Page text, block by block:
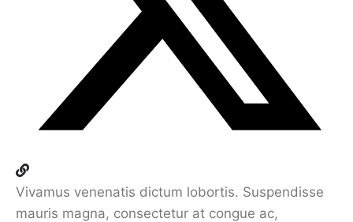
Vivamus venenatis dictum lobortis. Suspendisse
mauris magna, consectetur at congue ac,